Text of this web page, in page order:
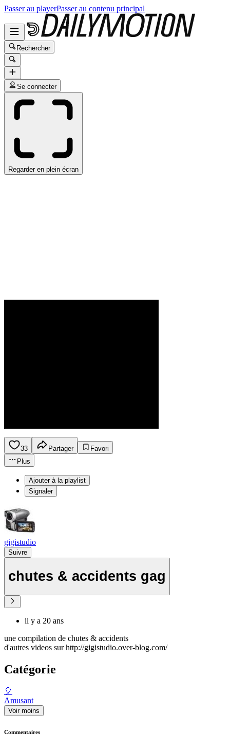
Passer au playerPasser au contenu principal
Rechercher
Se connecter
Regarder en plein écran
33 Partager
Favori
Plus
Ajouter à la playlist
Signaler
gigistudio
Suivre
chutes & accidents gag
il y a 20 ans
une compilation de chutes & accidents
d'autres videos sur http://gigistudio.over-blog.com/
Catégorie
🎈
Amusant
Voir moins
Commentaires